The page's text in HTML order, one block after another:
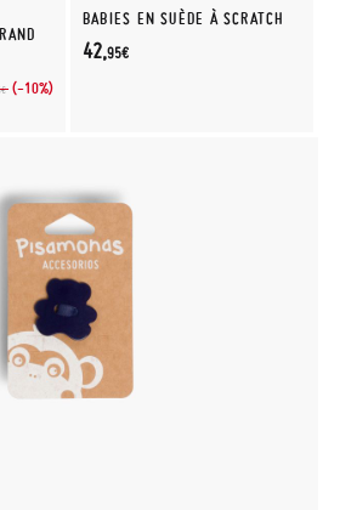
(-10%)
BABIES EN SUÈDE À SCRATCH
42,95€